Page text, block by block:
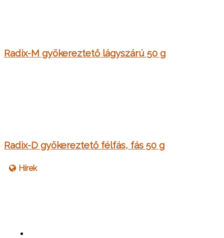
Radix-M gyökereztető lágyszárú 50 g
Radix-D gyökereztető félfás, fás 50 g
Hírek